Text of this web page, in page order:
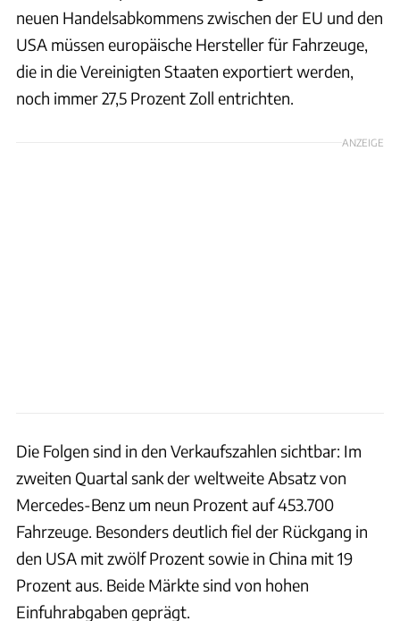
neuen Handelsabkommens zwischen der EU und den
USA müssen europäische Hersteller für Fahrzeuge,
die in die Vereinigten Staaten exportiert werden,
noch immer 27,5 Prozent Zoll entrichten.
ANZEIGE
Die Folgen sind in den Verkaufszahlen sichtbar: Im
zweiten Quartal sank der weltweite Absatz von
Mercedes-Benz um neun Prozent auf 453.700
Fahrzeuge. Besonders deutlich fiel der Rückgang in
den USA mit zwölf Prozent sowie in China mit 19
Prozent aus. Beide Märkte sind von hohen
Einfuhrabgaben geprägt.